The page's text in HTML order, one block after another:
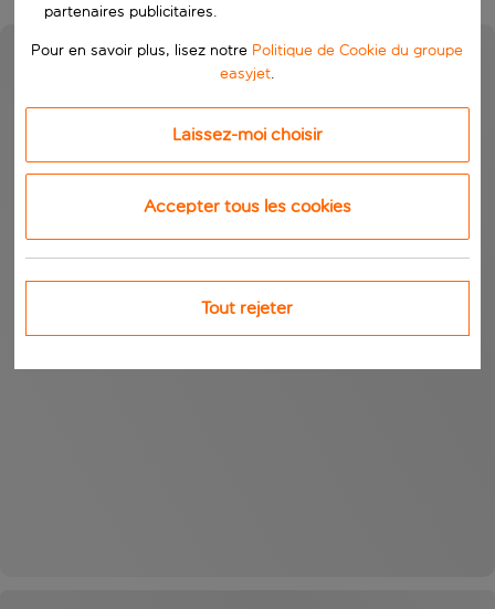
partenaires publicitaires.
Pour en savoir plus, lisez notre Politique de Cookie du groupe
easyjet.
Laissez-moi choisir
Accepter tous les cookies
Tout rejeter